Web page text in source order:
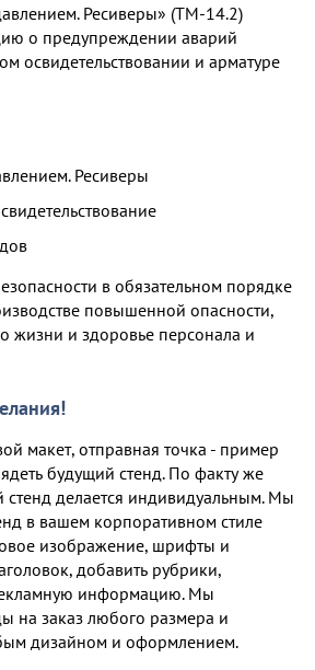
Ресиверы» (TM-14.2)
о предупреждении аварий
освидетельствовании и арматуре
Ресиверы
в обязательном порядке
повышенной опасности,
жизни и здоровье персонала и
макет, отправная точка - пример
будущий стенд. По факту же
стенд делается индивидуальным. Мы
в вашем корпоративном стиле
изображение, шрифты и
добавить рубрики,
информацию. Мы
на заказ любого размера и
дизайном и оформлением.